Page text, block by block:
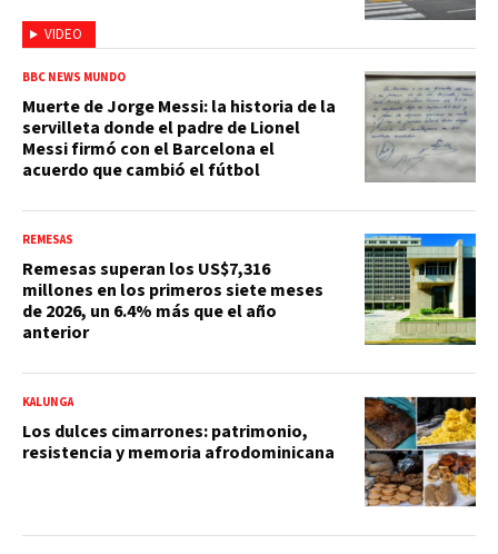
VIDEO
BBC NEWS MUNDO
Muerte de Jorge Messi: la historia de la
servilleta donde el padre de Lionel
Messi firmó con el Barcelona el
acuerdo que cambió el fútbol
REMESAS
Remesas superan los US$7,316
millones en los primeros siete meses
de 2026, un 6.4% más que el año
anterior
KALUNGA
Los dulces cimarrones: patrimonio,
resistencia y memoria afrodominicana